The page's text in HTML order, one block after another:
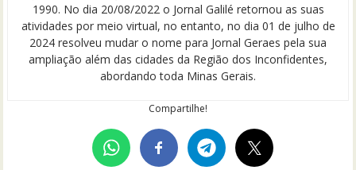
1990. No dia 20/08/2022 o Jornal Galilé retornou as suas
atividades por meio virtual, no entanto, no dia 01 de julho de
2024 resolveu mudar o nome para Jornal Geraes pela sua
ampliação além das cidades da Região dos Inconfidentes,
abordando toda Minas Gerais.
Compartilhe!